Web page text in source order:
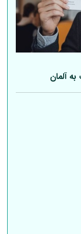
بهآلمان